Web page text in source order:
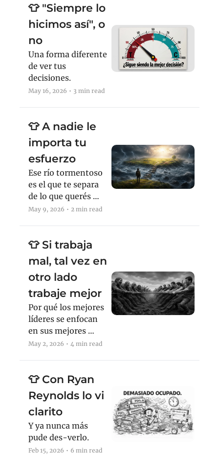
👕 "Siempre lo
hicimos así", o
no
Una forma diferente
de ver tus
decisiones.
May 16, 2026 • 3 min read
👕 A nadie le
importa tu
esfuerzo
Ese río tormentoso
es el que te separa
de lo que querés
lograr.
May 9, 2026 • 2 min read
👕 Si trabaja
mal, tal vez en
otro lado
trabaje mejor
Por qué los mejores
líderes se enfocan
en sus mejores
empleados (y vos
May 2, 2026 • 4 min read
👕 Con Ryan
Reynolds lo vi
clarito
Y ya nunca más
pude des-verlo.
Feb 15, 2026 • 6 min read